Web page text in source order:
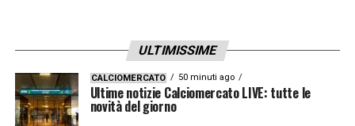
Rrahmani, elemento considerato
irrinunciabile: i numeri parlano chiaro,
subiti in 11 partite senza di lui, contro
appena7 reti incassate in 12 gare
ULTIMISSIME
CALCIOMERCATO 50 minuti ago
Ultime notizie Calciomercato LIVE: tutte le
novità del giorno